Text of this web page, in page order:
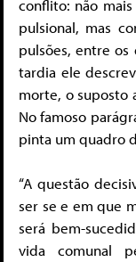
conflito: não
pulsional, mas
pulsões, entre
tardia ele
morte, o suposto
No famoso
pinta um quadro
“A questão
ser se e em que
será bem-
vida comunal